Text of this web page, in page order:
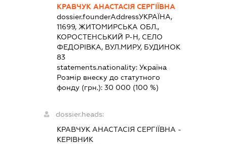
КРАВЧУК АНАСТАСІЯ СЕРГІЇВНА
dossier.founderAddressУКРАЇНА,
11699, ЖИТОМИРСЬКА ОБЛ.,
КОРОСТЕНСЬКИЙ Р-Н, СЕЛО
ФЕДОРІВКА, ВУЛ.МИРУ, БУДИНОК
83
statements.nationality: Україна
Розмір внеску до статутного
фонду (грн.): 30 000 (100 %)
dossier.heads:
КРАВЧУК АНАСТАСІЯ СЕРГІЇВНА -
КЕРІВНИК